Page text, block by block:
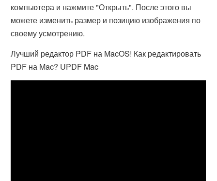
компьютера и нажмите "Открыть". После этого вы
можете изменить размер и позицию изображения по
своему усмотрению.
Лучший редактор PDF на MacOS! Как редактировать
PDF на Mac? UPDF Mac